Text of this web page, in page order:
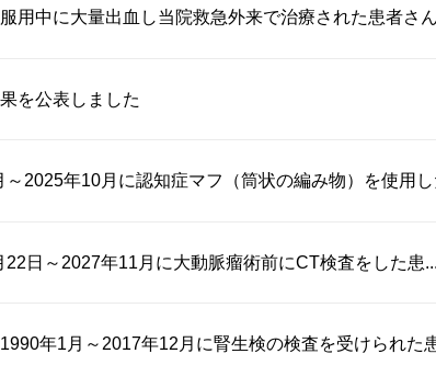
用中に大量出血し当院救急外来で治療された患者さ
を公表しました
2025年10月に認知症マフ（筒状の編み物）を使用し
22日～2027年11月に大動脈瘤術前にCT検査をした患
年1月～2017年12月に腎生検の検査を受けられた